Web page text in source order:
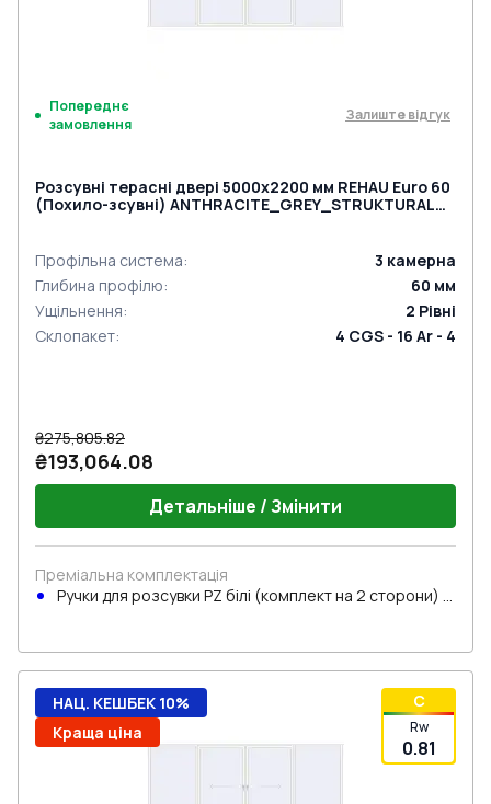
Попереднє
замовлення
Залиште відгук
Розсувні терасні двері 5000x2200 мм REHAU Euro 60
(Похило-зсувні) ANTHRACITE_GREY_STRUKTURAL
Профільна система: 3 камерна
Глибина профілю: 60 мм
Ущільнення: 2 Рівні
Склопакет: 4 CGS - 16 Ar - 4
₴275,805.82
₴193,064.08
Детальніше / Змінити
Преміальна комплектація
Ручки для розсувки PZ білі (комплект на 2 сторони) з
C
Rw
0.81
НАЦ. КЕШБЕК 10%
Краща ціна